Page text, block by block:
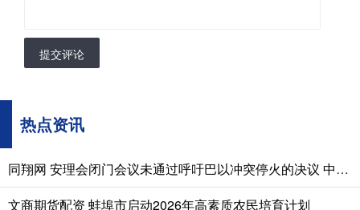
提交评论
热点资讯
同翔网 安理会闭门会议未通过呼吁巴以冲突停火的决议 中国外交部回应
文商期货配资 蚌埠市启动2026年高素质农民培育计划